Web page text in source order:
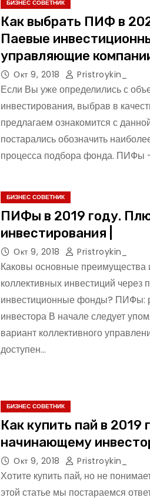
БИЗНЕС СОВЕТНИК
Как выбрать ПИФ в
Паевые
управляющие компании
Окт 9, 2018 Pristroykin_
Если Вы уже определились с
инвестирования, выбрав в
предлагаем ознакомится с
постарались обозначить
процесса подбора фонда. ПИФы
БИЗНЕС СОВЕТНИК
ПИФы в 2019 году.
инвестирования |
Окт 9, 2018 Pristroykin_
Каковы основные преимущества
коллективных инвестиций через
инвестиционные фонды? ПИФы:
инвестора В начале следует
вариант коллективного
доступен…
БИЗНЕС СОВЕТНИК
Как купить пай в 2019
начинающему
Окт 9, 2018 Pristroykin_
Хотите купить пай, но не
этой статье мы постараемся